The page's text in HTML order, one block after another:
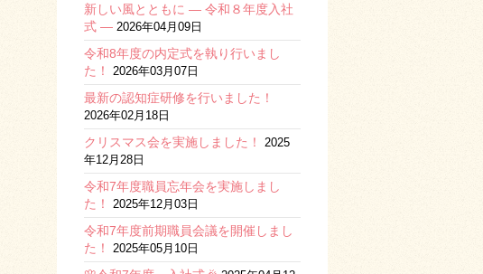
新しい風とともに ― 令和８年度入社
式 ― 2026年04月09日
令和8年度の内定式を執り行いまし
た！
2026年03月07日
最新の認知症研修を行いました！
2026年02月18日
クリスマス会を実施しました！
2025
年12月28日
令和7年度職員忘年会を実施しまし
た！
2025年12月03日
令和7年度前期職員会議を開催しまし
た！
2025年05月10日